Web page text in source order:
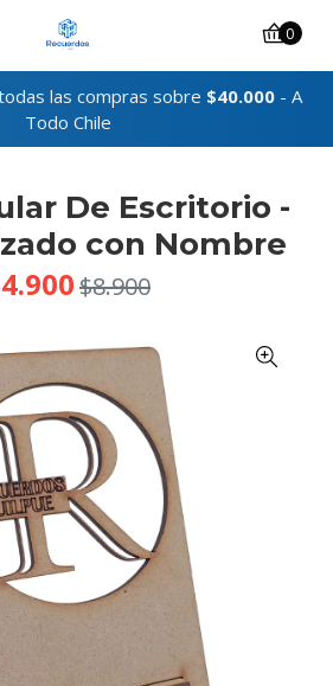
las compras sobre $40.000- A
Todo Chile
0
De Escritorio -
con Nombre
$8.900